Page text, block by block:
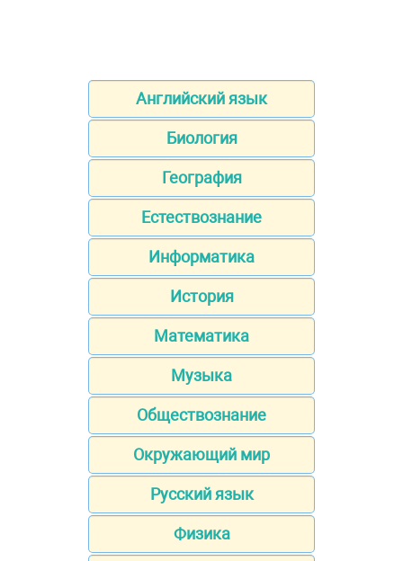
Английский язык
Биология
География
Естествознание
Информатика
История
Математика
Музыка
Обществознание
Окружающий мир
Русский язык
Физика